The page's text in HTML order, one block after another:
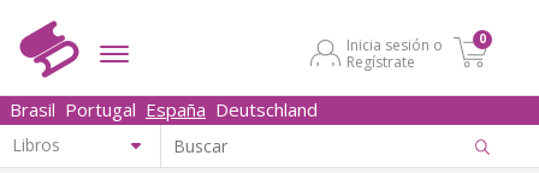
Inicia sesión o
Regístrate
0
Brasil Portugal España Deutschland